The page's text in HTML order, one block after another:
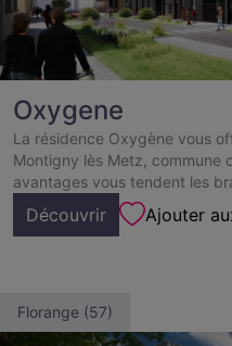
Oxygene
La résidence Oxygène vous
Montigny lès Metz, commune
avantages vous tendent les
Découvrir Ajouter
Florange (57)